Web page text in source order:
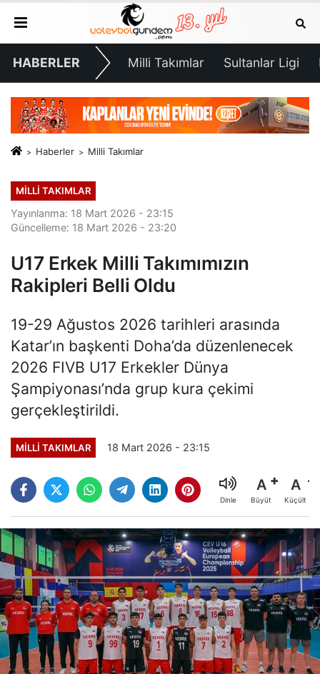
HABERLER Milli Takımlar Sultanlar Ligi
Haberler Milli Takımlar
MILLI TAKIMLAR
Yayınlanma: 18 Mart 2026 - 23:15
Güncelleme: 18 Mart 2026 - 23:20
U17 Erkek Milli Takımımızın
Rakipleri Belli Oldu
19-29 Ağustos 2026 tarihleri arasında
Katar’ın başkenti Doha’da düzenlenecek
2026 FIVB U17 Erkekler Dünya
Şampiyonası’nda grup kura çekimi
gerçekleştirildi.
MILLI TAKIMLAR 18 Mart 2026 - 23:15
Dinle
A
Büyüt
A
Küçült